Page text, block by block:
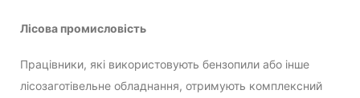
Лісова промисловість
Працівники, які використовують бензопили або інше
лісозаготівельне обладнання, отримують комплексний